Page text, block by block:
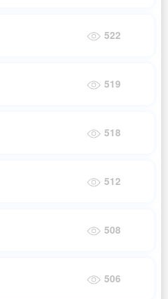
522
519
518
512
508
506